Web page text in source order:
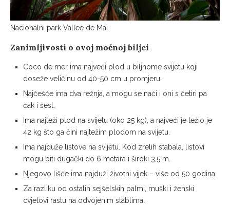
Nacionalni park Vallee de Mai
Zanimljivosti o ovoj moćnoj biljci
Coco de mer ima najveći plod u biljnome svijetu koji
doseže veličinu od 40-50 cm u promjeru.
Najčešće ima dva režnja, a mogu se naći i oni s četiri pa
čak i šest.
Ima najteži plod na svijetu (oko 25 kg), a najveći je težio je
42 kg što ga čini najtežim plodom na svijetu.
Ima najduže listove na svijetu. Kod zrelih stabala, listovi
mogu biti dugački do 6 metara i široki 3,5 m.
Njegovo lišće ima najduži životni vijek – više od 50 godina.
Za razliku od ostalih sejšelskih palmi, muški i ženski
cvjetovi rastu na odvojenim stablima.